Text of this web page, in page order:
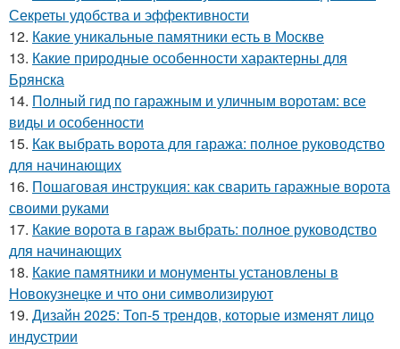
Секреты удобства и эффективности
12. Какие уникальные памятники есть в Москве
13. Какие природные особенности характерны для
Брянска
14. Полный гид по гаражным и уличным воротам: все
виды и особенности
15. Как выбрать ворота для гаража: полное руководство
для начинающих
16. Пошаговая инструкция: как сварить гаражные ворота
своими руками
17. Какие ворота в гараж выбрать: полное руководство
для начинающих
18. Какие памятники и монументы установлены в
Новокузнецке и что они символизируют
19. Дизайн 2025: Топ-5 трендов, которые изменят лицо
индустрии